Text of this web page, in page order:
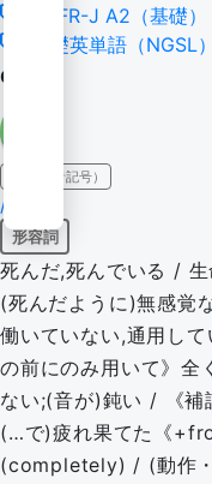
CEFR-J A2（基礎）
基礎英単語（NGSL）
dead
IPA（発音記号）
/dɛd/
形容詞
死んだ,死んでいる /
(死んだように)無感覚
働いていない,通用し
の前にのみ用いて》
ない;(音が)鈍い / 《補
(…で)疲れ果てた《
(completely) / (動作・